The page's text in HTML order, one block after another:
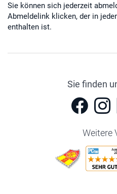
Sie können sich jederzeit
Abmeldelink klicken, der in
enthalten ist.
Sie finden
Weitere